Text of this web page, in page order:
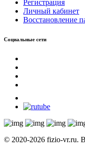
Регистрация
Личный кабинет
Восстановление
Социальные сети
© 2020-2026 fizio-vr.ru.